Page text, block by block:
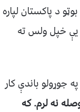
بوټو د پاکستان لپاره
يې خپل ولس ته
جوړولو باندې کار
نه لرم. که